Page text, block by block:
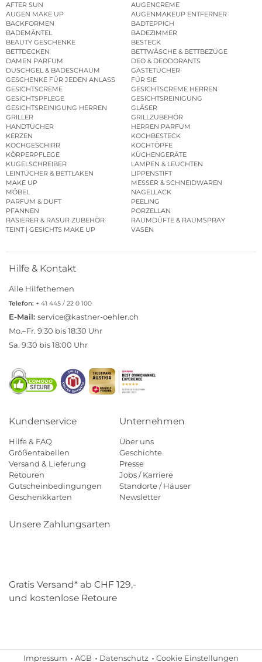
AFTER SUN
AUGENCREME
AUGEN MAKE UP
AUGENMAKEUP ENTFERNER
BACKFORMEN
BADTEPPICH
BADEMÄNTEL
BADEZIMMER
BEAUTY GESCHENKE
BESTECK
BETTDECKEN
BETTWÄSCHE & BETTBEZÜGE
DAMEN PARFUM
DEO & DEODORANTS
DUSCHGEL & BADESCHAUM
GÄSTETÜCHER
GESCHENKE FÜR JEDEN ANLASS
FÜR SIE
GESICHTSCREME
GESICHTSCREME HERREN
GESICHTSPFLEGE
GESICHTSREINIGUNG
GESICHTSREINIGUNG HERREN
GLÄSER
GRILLER
GRILLZUBEHÖR
HANDTÜCHER
HERREN PARFUM
KERZEN
KOCHBESTECK
KOCHGESCHIRR
KOCHTÖPFE
KÖRPERPFLEGE
KÜCHENGERÄTE
KUGELSCHREIBER
LAMPEN & LEUCHTEN
LEINTÜCHER & BETTLAKEN
LIPPENSTIFT
MAKE UP
MESSER & SCHNEIDWAREN
MÖBEL
NAGELLACK
PARFUM & DUFT
PEELING
PFANNEN
PORZELLAN
RASIERER & RASUR ZUBEHÖR
RAUMDÜFTE & RAUMSPRAY
TEINT | GESICHTS MAKE UP
VASEN
Hilfe & Kontakt
Alle Hilfethemen
Telefon: + 41 445 / 22 0 100
E-Mail: service@kastner-oehler.ch
Mo.–Fr. 9:30 bis 18:30 Uhr
Sa. 9:30 bis 18:00 Uhr
Kundenservice
Hilfe & FAQ
Größentabellen
Versand & Lieferung
Retouren
Gutscheinbedingungen
Geschenkkarten
Unternehmen
Über uns
Geschichte
Presse
Jobs / Karriere
Standorte / Häuser
Newsletter
Unsere Zahlungsarten
Gratis Versand* ab CHF 129,-
und kostenlose Retoure
Impressum AGB Datenschutz Cookie Einstellungen